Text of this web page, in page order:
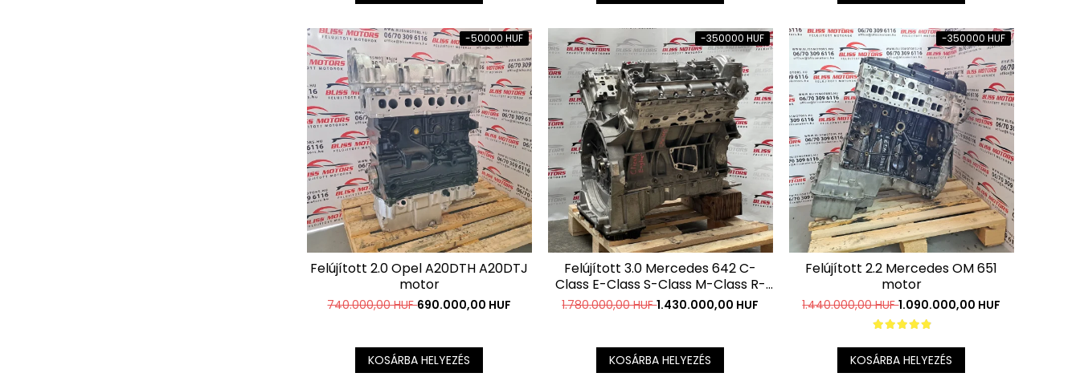
-50000 HUF
Felújított 2.0 Opel A20DTH A20DTJ
motor
740.000,00 HUF690.000,00 HUF
KOSÁRBA HELYEZÉS
-350000 HUF
Felújított 3.0 Mercedes 642 C-
Class E-Class S-Class M-Class R-
Class GL GLK motor
1.780.000,00 HUF1.430.000,00 HUF
KOSÁRBA HELYEZÉS
-350000 HUF
Felújított 2.2 Mercedes OM 651
motor
1.440.000,00 HUF1.090.000,00 HUF
KOSÁRBA HELYEZÉS